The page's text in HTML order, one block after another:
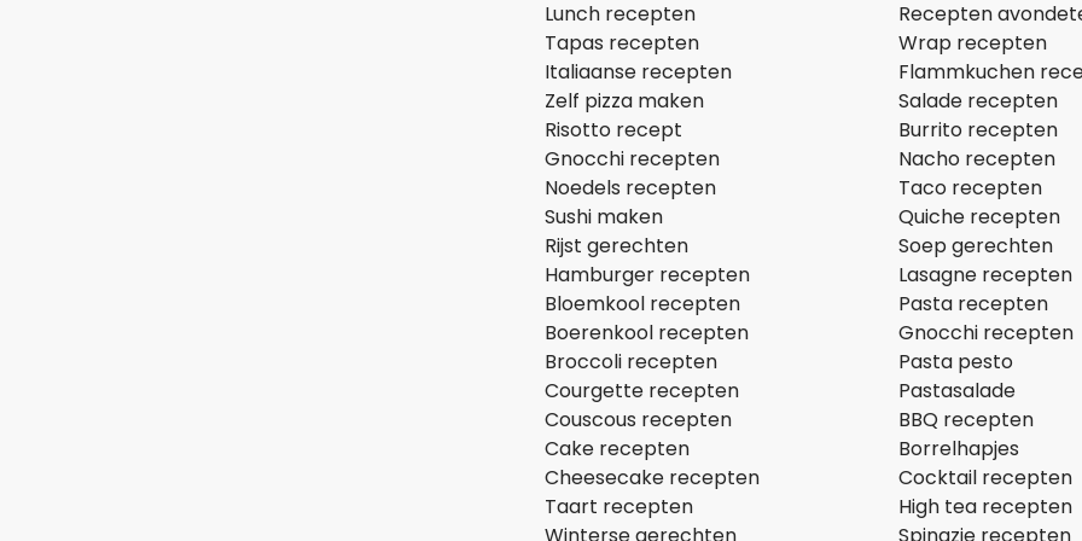
Lunch recepten
Tapas recepten
Italiaanse recepten
Zelf pizza maken
Risotto recept
Gnocchi recepten
Noedels recepten
Sushi maken
Rijst gerechten
Hamburger recepten
Bloemkool recepten
Boerenkool recepten
Broccoli recepten
Courgette recepten
Couscous recepten
Cake recepten
Cheesecake recepten
Taart recepten
Recepten
Wrap recepten
Flammkuchen
Salade recepten
Burrito recepten
Nacho recepten
Taco recepten
Quiche recepten
Soep gerechten
Lasagne recepten
Pasta recepten
Gnocchi recepten
Pasta pesto
Pastasalade
BBQ recepten
Borrelhapjes
Cocktail recepten
High tea recepten